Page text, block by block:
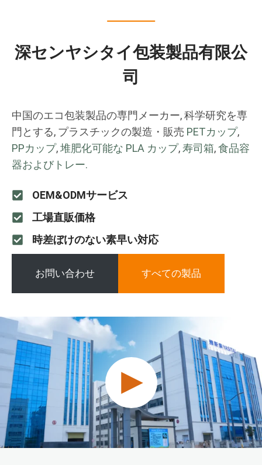
深センヤシタイ包装製品有限公
司
中国のエコ包装製品の専門メーカー, 科学研究を専
門とする, プラスチックの製造・販売 PETカップ,
PPカップ,堆肥化可能な PLA カップ,寿司箱,食品容
器およびトレー.
OEM&ODMサービス
工場直販価格
時差ぼけのない素早い対応
お問い合わせ すべての製品